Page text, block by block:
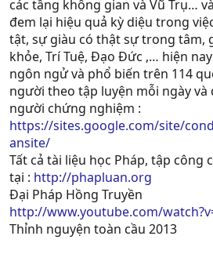
các tầng không gian và Vũ Trụ…
đem lại hiệu quả kỳ diệu trong
tật, sự giàu có thật sự trong tâm,
khỏe, Trí Tuệ, Ðạo Ðức ,… hiện
ngôn ngử và phổ biến trên 114
người theo tập luyện mỗi ngày
người chứng nghiệm :
https://sites.google.com/site/
ansite/
Tất cả tài liệu học Pháp, tập công
tại : http://phapluan.org
Đại Pháp Hồng Truyền
http://www.youtube.com/
Thỉnh nguyện toàn cầu 2013